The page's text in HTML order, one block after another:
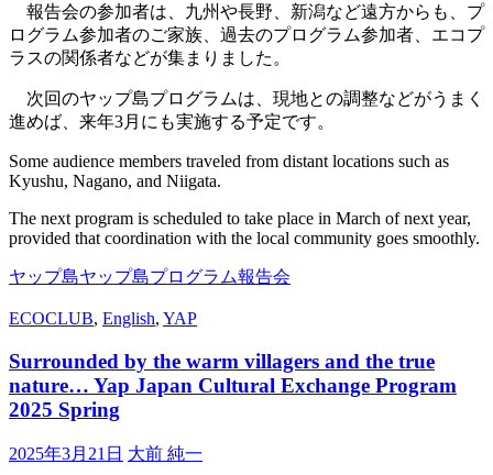
報告会の参加者は、九州や長野、新潟など遠方からも、プ
ログラム参加者のご家族、過去のプログラム参加者、エコプ
ラスの関係者などが集まりました。
次回のヤップ島プログラムは、現地との調整などがうまく
進めば、来年3月にも実施する予定です。
Some audience members traveled from distant locations such as
Kyushu, Nagano, and Niigata.
The next program is scheduled to take place in March of next year,
provided that coordination with the local community goes smoothly.
ヤップ島ヤップ島プログラム報告会
ECOCLUB, English, YAP
Surrounded by the warm villagers and the true
nature… Yap Japan Cultural Exchange Program
2025 Spring
2025年3月21日 大前 純一